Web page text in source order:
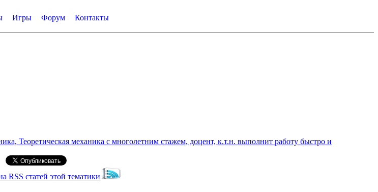
Игры Форум Контакты
Теоретическая механика с многолетним стажем, доцент, к.т.н. выполнит работу быстро и
RSS статей этой тематики